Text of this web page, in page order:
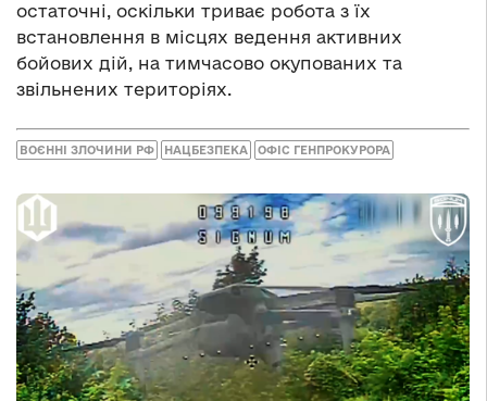
остаточні, оскільки триває робота з їх
встановлення в місцях ведення активних
бойових дій, на тимчасово окупованих та
звільнених територіях.
ВОЄННІ ЗЛОЧИНИ РФ НАЦБЕЗПЕКА ОФІС ГЕНПРОКУРОРА